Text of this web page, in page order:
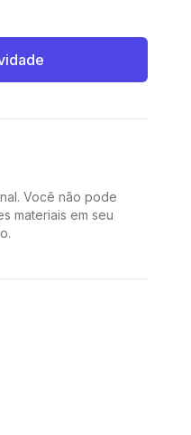
Você não pode
materiais em seu
em Pinterest